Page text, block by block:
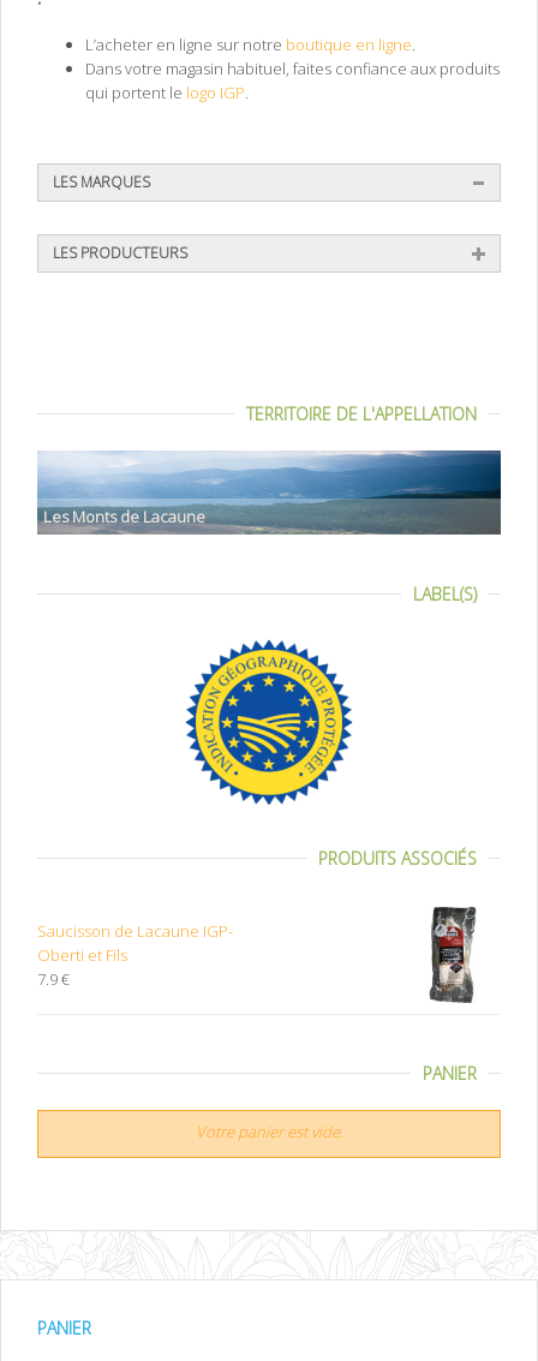
L’acheter en ligne sur notre boutique en ligne.
Dans votre magasin habituel, faites confiance aux produits
qui portent le logo IGP.
LES MARQUES
LES PRODUCTEURS
TERRITOIRE DE L'APPELLATION
Les Monts de Lacaune
LABEL(S)
PRODUITS ASSOCIÉS
Saucisson de Lacaune IGP-
Oberti et Fils
7.9 €
PANIER
Votre panier est vide.
PANIER